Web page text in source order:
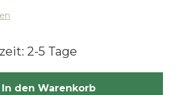
2-5 Tage
Wert ein oder benutze die
In den Warenkorb